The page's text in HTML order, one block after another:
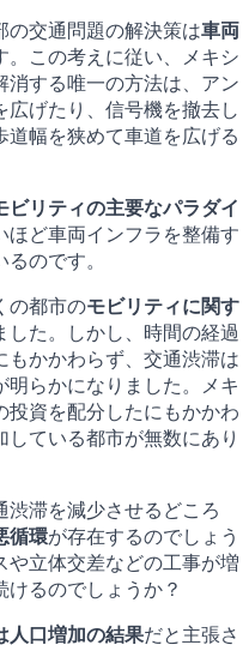
の交通問題の解決策は車両
。この考えに従い、メキシ
消する唯一の方法は、アン
広げたり、信号機を撤去し
幅を狭めて車道を広げる
ビリティの主要なパラダイ
ほど車両インフラを整備す
のです。
の都市のモビリティに関す
した。しかし、時間の経過
もかかわらず、交通渋滞は
らかになりました。メキ
投資を配分したにもかかわ
ている都市が無数にあり
滞を減少させるどころ
循環が存在するのでしょう
立体交差などの工事が増
けるのでしょうか？
人口増加の結果だと主張さ